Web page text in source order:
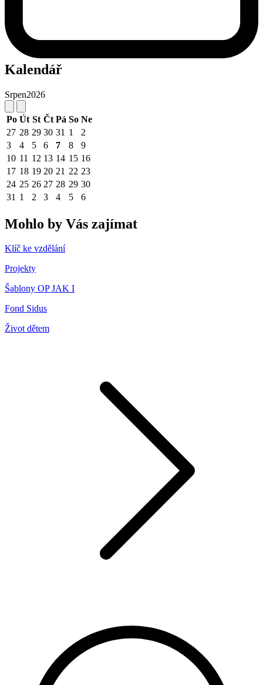
Kalendář
Srpen2026
Po Út St Čt Pá So Ne
27 28 29 30 31 1
2
3
4 5 6 7 8
9
10 11 12 13 14 15 16
17 18 19 20 21 22 23
24 25 26 27 28 29 30
31 1 2 3 4 5 6
Mohlo by Vás zajímat
Klíč ke vzdělání
Projekty
Šablony OP JAK I
Fond Sidus
Život dětem